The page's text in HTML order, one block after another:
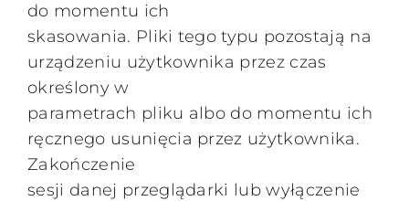
do momentu ich
skasowania. Pliki tego typu pozostają na
urządzeniu użytkownika przez czas
określony w
parametrach pliku albo do momentu ich
ręcznego usunięcia przez użytkownika.
Zakończenie
sesji danej przeglądarki lub wyłączenie